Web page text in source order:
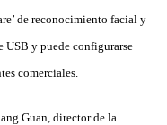
de reconocimiento facial y
USB y puede configurarse
comerciales.
Guan, director de la